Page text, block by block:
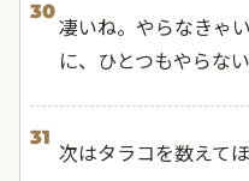
30
凄いね。やらなきゃ
に、ひとつもやらな
31
次はタラコを数えてほ